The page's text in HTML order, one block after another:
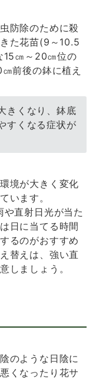
防除のために殺
た花苗(9～10.5
15㎝～20㎝位の
前後の鉢に植え
きくなり、鉢底
すくなる症状が
境が大きく変化
います。
や直射日光が当た
日に当てる時間
るのがおすすめ
替えは、強い直
しましょう。
のような日陰に
くなったり花サ